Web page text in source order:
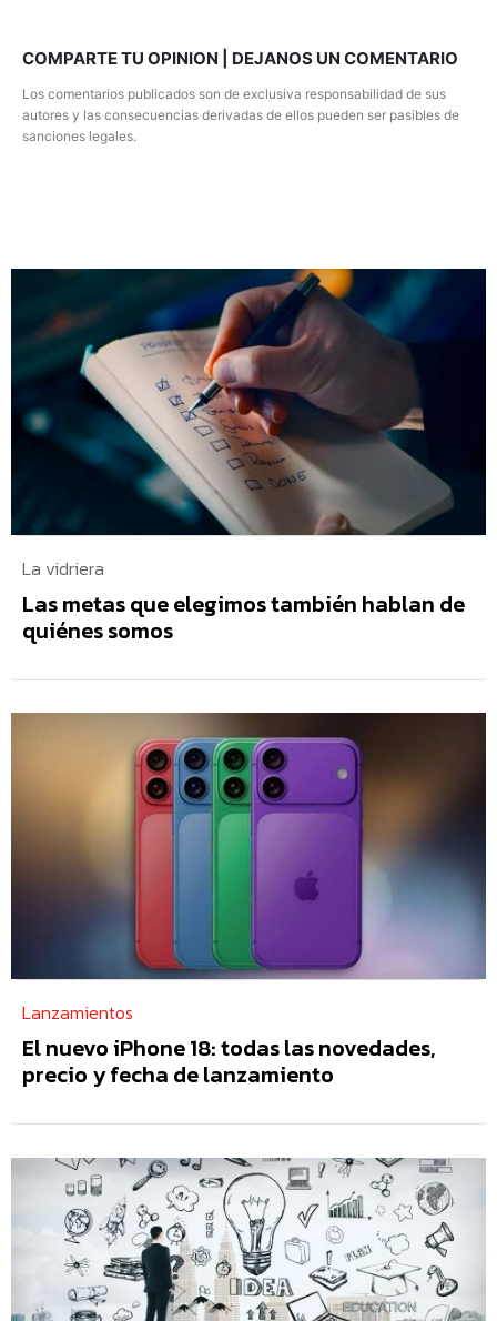
COMPARTE TU OPINION | DEJANOS UN COMENTARIO
Los comentarios publicados son de exclusiva responsabilidad de sus
autores y las consecuencias derivadas de ellos pueden ser pasibles de
sanciones legales.
La vidriera
Las metas que elegimos también hablan de
quiénes somos
Lanzamientos
El nuevo iPhone 18: todas las novedades,
precio y fecha de lanzamiento